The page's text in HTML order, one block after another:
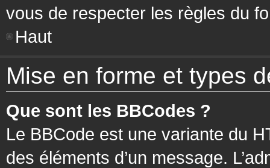
vous de respecter les règles du
Haut
Mise en forme et types
Que sont les BBCodes ?
Le BBCode est une variante du
des éléments d’un message.